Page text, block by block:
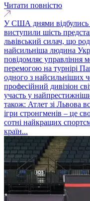
Читати повністю
У США днями відбулись
виступили шість
львівський силач, що
найсильніша людина
повідомляє управління
перемогою на турнірі
одного з найсильніших
професійний дивізіон
участь у
також: Атлет зі Львова
ігри стронгменів – це
сотні найкращих
країн...